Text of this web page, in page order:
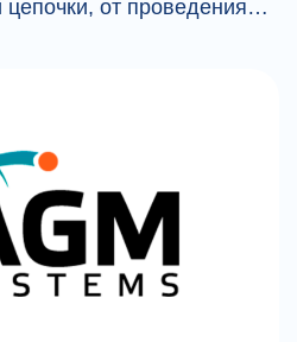
цепочки, от проведения
продукции.